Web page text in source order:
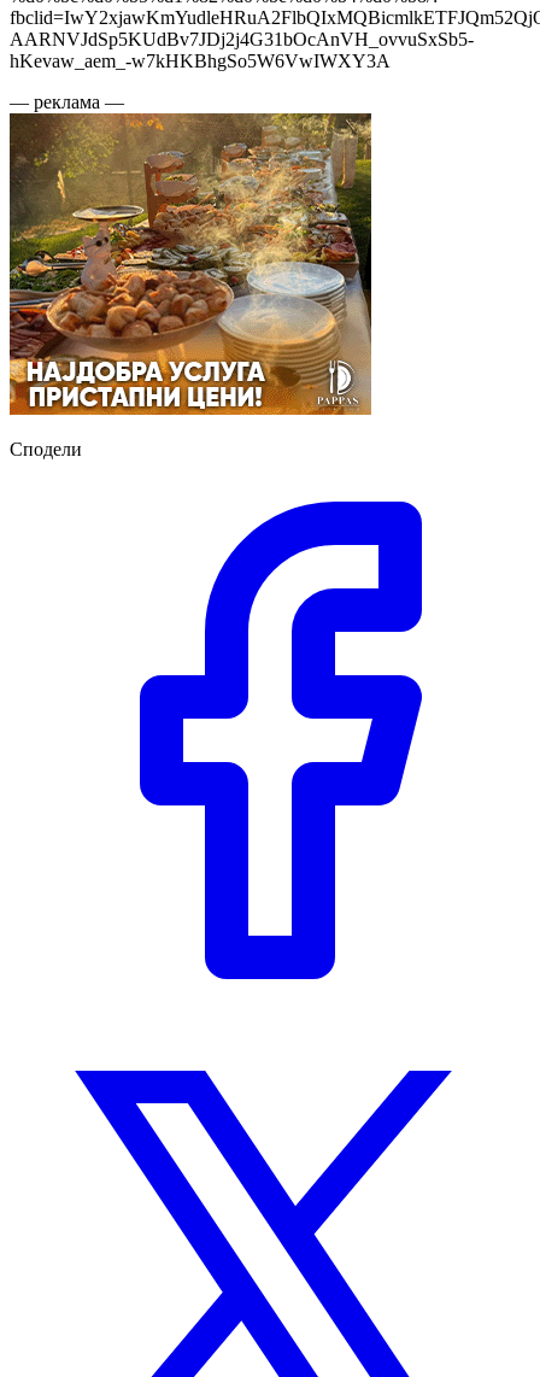
AARNVJdSp5KUdBv7JDj2j4G31bOcAnVH_ovvuSxSb5-
hKevaw_aem_-w7kHKBhgSo5W6VwIWXY3A
— реклама —
Сподели